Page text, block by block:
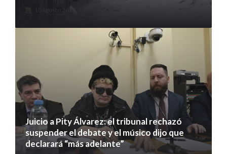
10 agosto 2026
Juicio a Pity Álvarez: el tribunal rechazó
suspender el debate y el músico dijo que
declarará “más adelante”